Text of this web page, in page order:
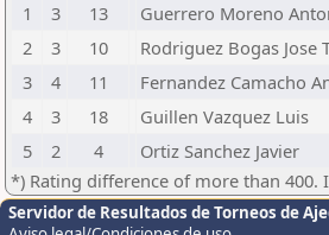
1
3 13 Guerrero Moreno
2
3 10 Rodriguez Bogas Jose
3
4 11 Fernandez Camacho
4
3 18 Guillen Vazquez Luis
5
2 4 Ortiz Sanchez Javier
*) Rating difference of more than 400.
Servidor de Resultados de Torneos de